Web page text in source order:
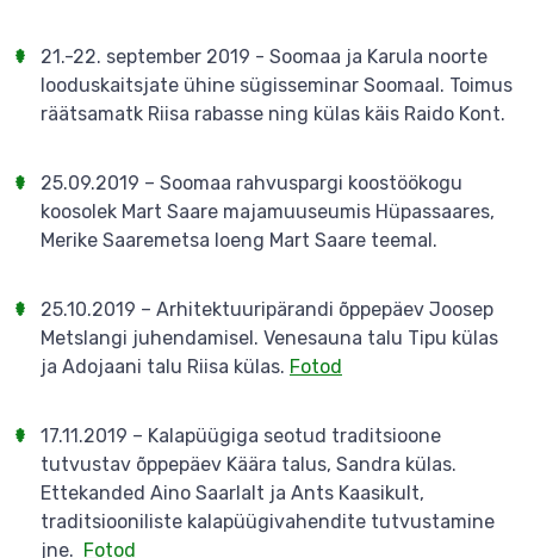
21.-22. september 2019 - Soomaa ja Karula noorte
looduskaitsjate ühine sügisseminar Soomaal. Toimus
räätsamatk Riisa rabasse ning külas käis Raido Kont.
25.09.2019 – Soomaa rahvuspargi koostöökogu
koosolek Mart Saare majamuuseumis Hüpassaares,
Merike Saaremetsa loeng Mart Saare teemal.
25.10.2019 – Arhitektuuripärandi õppepäev Joosep
Metslangi juhendamisel. Venesauna talu Tipu külas
ja Adojaani talu Riisa külas. Fotod
17.11.2019 – Kalapüügiga seotud traditsioone
tutvustav õppepäev Käära talus, Sandra külas.
Ettekanded Aino Saarlalt ja Ants Kaasikult,
traditsiooniliste kalapüügivahendite tutvustamine
jne. Fotod